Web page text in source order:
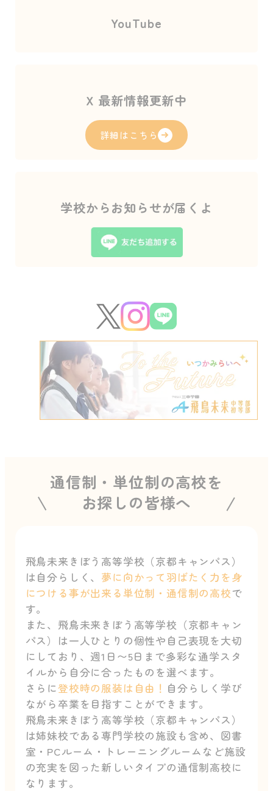
YouTube
X 最新情報更新中
詳細はこちら
学校からお知らせが届くよ
通信制・単位制の高校を
お探しの皆様へ
飛鳥未来きぼう高等学校（京都キャンパス）
は自分らしく、 夢に向かって羽ばたく力を身
につける事が出来る単位制・通信制の高校で
す。
また、飛鳥未来きぼう高等学校（京都キャン
パス）は一人ひとりの個性や自己表現を大切
にしており、週1日〜5日まで多彩な通学スタ
イルから自分に合ったものを選べます。
さらに登校時の服装は自由！ 自分らしく学び
ながら卒業を目指すことができます。
飛鳥未来きぼう高等学校（京都キャンパス）
は姉妹校である専門学校の施設も含め、図書
室・PCルーム・トレーニングルームなど施設
の充実を図った新しいタイプの通信制高校に
なります。